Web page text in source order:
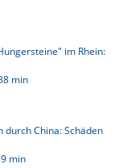
im Rhein:
min
China: Schäden
min